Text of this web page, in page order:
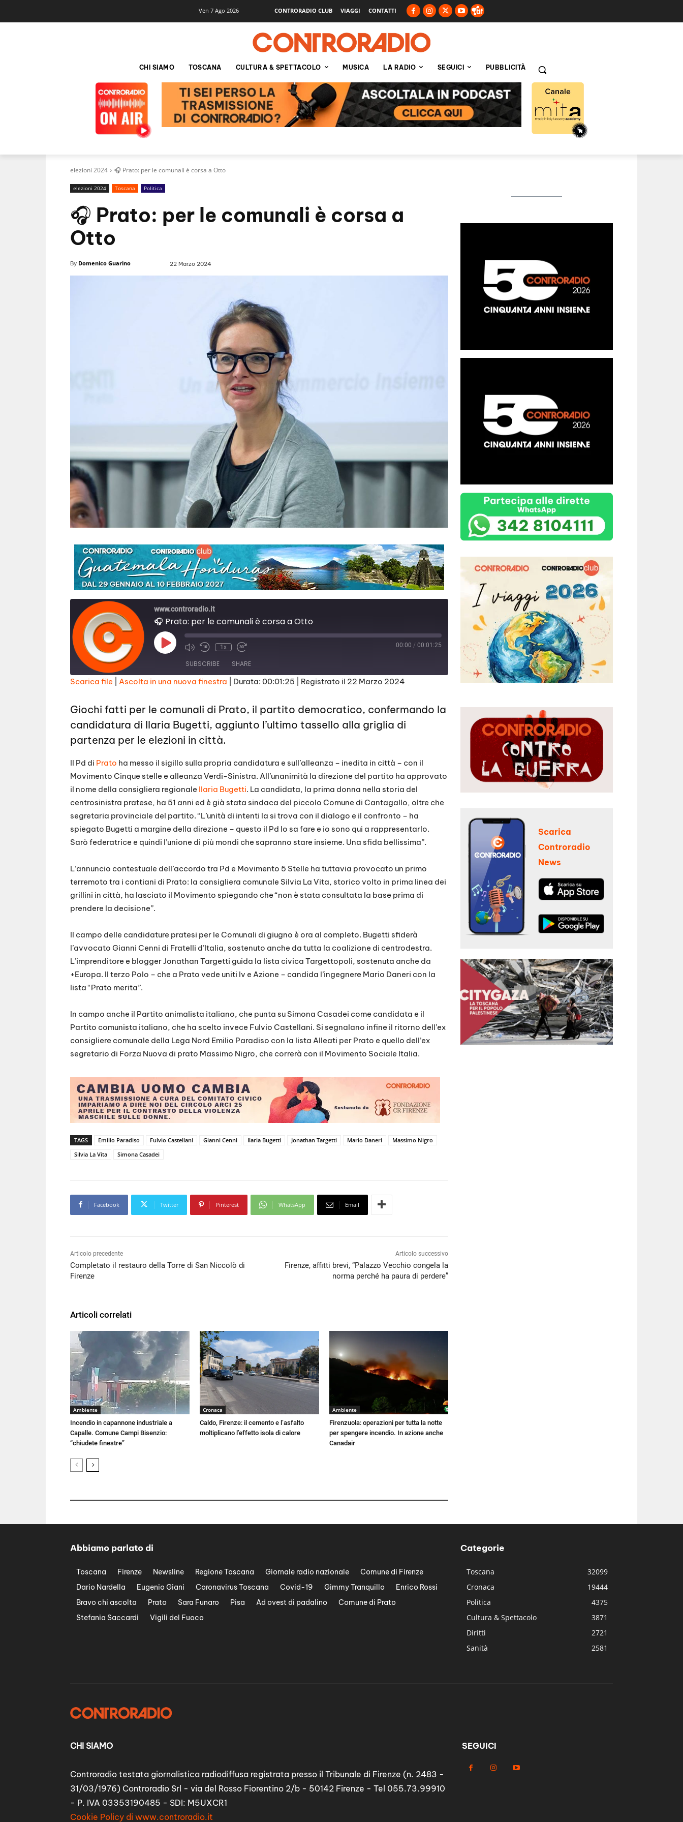
Ven 7 Ago 2026 CONTRORADIO CLUB VIAGGI CONTATTI
CHI SIAMO TOSCANA CULTURA & SPETTACOLO MUSICA LA RADIO SEGUICI PUBBLICITÀ
elezioni 2024 🎧 Prato: per le comunali è corsa a Otto
elezioni 2024 Toscana Politica
🎧 Prato: per le comunali è corsa a
Otto
By Domenico Guarino 22 Marzo 2024
www.controradio.it
🎧 Prato: per le comunali è corsa a Otto
P
l
E
p
o
d
e
1x 00:00 / 00:01:25
SUBSCRIBE SHARE
RSS FEED
LINK
EMBED
Scarica file Ascolta in una nuova finestra Durata: 00:01:25 Registrato il 22 Marzo 2024
Giochi fatti per le comunali di Prato, il partito democratico, confermando la
candidatura di Ilaria Bugetti, aggiunto l’ultimo tassello alla griglia di
partenza per le elezioni in città.
Il Pd di Prato ha messo il sigillo sulla propria candidatura e sull’alleanza – inedita in città – con il
Movimento Cinque stelle e alleanza Verdi-Sinistra. All’unanimità la direzione del partito ha approvato
il nome della consigliera regionale Ilaria Bugetti. La candidata, la prima donna nella storia del
centrosinistra pratese, ha 51 anni ed è già stata sindaca del piccolo Comune di Cantagallo, oltre che
segretaria provinciale del partito. “L’unità di intenti la si trova con il dialogo e il confronto – ha
spiegato Bugetti a margine della direzione – questo il Pd lo sa fare e io sono qui a rappresentarlo.
Sarò federatrice e quindi l’unione di più mondi che sapranno stare insieme. Una sfida bellissima”.
L’annuncio contestuale dell’accordo tra Pd e Movimento 5 Stelle ha tuttavia provocato un primo
terremoto tra i contiani di Prato: la consigliera comunale Silvia La Vita, storico volto in prima linea dei
grillini in città, ha lasciato il Movimento spiegando che “non è stata consultata la base prima di
prendere la decisione”.
Il campo delle candidature pratesi per le Comunali di giugno è ora al completo. Bugetti sfiderà
l’avvocato Gianni Cenni di Fratelli d’Italia, sostenuto anche da tutta la coalizione di centrodestra.
L’imprenditore e blogger Jonathan Targetti guida la lista civica Targettopoli, sostenuta anche da
+Europa. Il terzo Polo – che a Prato vede uniti Iv e Azione – candida l’ingegnere Mario Daneri con la
lista “Prato merita”.
In campo anche il Partito animalista italiano, che punta su Simona Casadei come candidata e il
Partito comunista italiano, che ha scelto invece Fulvio Castellani. Si segnalano infine il ritorno dell’ex
consigliere comunale della Lega Nord Emilio Paradiso con la lista Alleati per Prato e quello dell’ex
segretario di Forza Nuova di prato Massimo Nigro, che correrà con il Movimento Sociale Italia.
TAGS Emilio Paradiso Fulvio Castellani Gianni Cenni Ilaria Bugetti Jonathan Targetti Mario Daneri
Massimo Nigro
Silvia La Vita
Simona Casadei
Facebook Twitter Pinterest WhatsApp Email
Articolo precedente
Completato il restauro della Torre di San Niccolò di
Firenze
Articolo successivo
Firenze, affitti brevi, “Palazzo Vecchio congela la
norma perché ha paura di perdere”
Articoli correlati
Ambiente
Incendio in capannone industriale a
Capalle. Comune Campi Bisenzio:
“chiudete finestre”
Cronaca
Caldo, Firenze: il cemento e l’asfalto
moltiplicano l’effetto isola di calore
Ambiente
Firenzuola: operazioni per tutta la notte
per spengere incendio. In azione anche
Canadair
Scarica
Controradio
News
Abbiamo parlato di
Toscana Firenze Newsline Regione Toscana Giornale radio nazionale
Comune di Firenze
Dario Nardella
Eugenio Giani Coronavirus Toscana Covid-19 Gimmy Tranquillo
Enrico Rossi
Bravo chi ascolta
Prato Sara Funaro Pisa Ad ovest di padalino
Comune di Prato
Stefania Saccardi
Vigili del Fuoco
Categorie
Toscana
32099
Cronaca
19444
Politica
4375
Cultura & Spettacolo
3871
Diritti
2721
Sanità
2581
CHI SIAMO
Controradio testata giornalistica radiodiffusa registrata presso il Tribunale di Firenze (n. 2483 -
31/03/1976) Controradio Srl - via del Rosso Fiorentino 2/b - 50142 Firenze - Tel 055.73.99910
- P. IVA 03353190485 - SDI: M5UXCR1
Cookie Policy di www.controradio.it
SEGUICI